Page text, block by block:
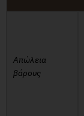
Απώλεια
βάρους